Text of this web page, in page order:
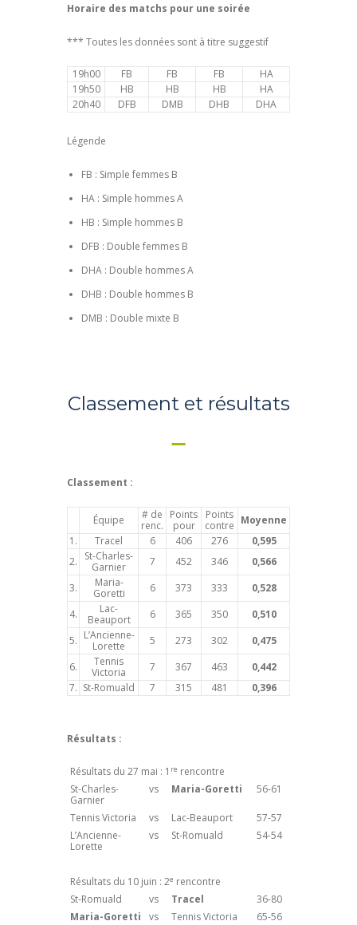
Horaire des matchs pour une soirée
*** Toutes les données sont à titre suggestif
19h00 FB FB FB
HA
19h50
HB HB HB
HA
20h40
DFB DMB DHB DHA
Légende
FB : Simple femmes B
HA : Simple hommes A
HB : Simple hommes B
DFB : Double femmes B
DHA : Double hommes A
DHB : Double hommes B
DMB : Double mixte B
Classement et résultats
Classement :
Équipe
# de
renc.
Points
pour
Points
contre Moyenne
1.
Tracel 6 406 276
0,595
2.
St-Charles-
Garnier
7 452 346
0,566
3.
Maria-
Goretti
6 373 333
0,528
4.
Lac-
Beauport
6 365 350
0,510
5. L’Ancienne-
Lorette
5 273 302
0,475
6.
Tennis
Victoria
7 367 463
0,442
7. St-Romuald 7 315 481 0,396
Résultats :
Résultats du 27 mai : 1 re rencontre
St-Charles-
Garnier
vs Maria-Goretti 56-61
Tennis Victoria vs Lac-Beauport
57-57
L’Ancienne-
Lorette
vs St-Romuald 54-54
Résultats du 10 juin : 2e rencontre
St-Romuald
vs Tracel
36-80
Maria-Goretti
vs Tennis Victoria
65-56